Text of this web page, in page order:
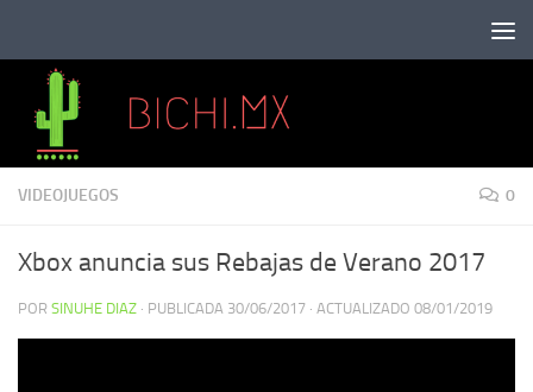
VIDEOJUEGOS 0
Xbox anuncia sus Rebajas de Verano 2017
POR SINUHE DIAZ · PUBLICADA 30/06/2017 · ACTUALIZADO 08/01/2019